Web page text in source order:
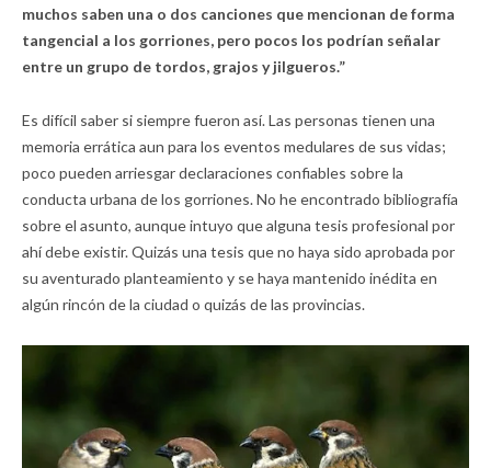
muchos saben una o dos canciones que mencionan de forma
tangencial a los gorriones, pero pocos los podrían señalar
entre un grupo de tordos, grajos y jilgueros.”
Es difícil saber si siempre fueron así. Las personas tienen una
memoria errática aun para los eventos medulares de sus vidas;
poco pueden arriesgar declaraciones confiables sobre la
conducta urbana de los gorriones. No he encontrado bibliografía
sobre el asunto, aunque intuyo que alguna tesis profesional por
ahí debe existir. Quizás una tesis que no haya sido aprobada por
su aventurado planteamiento y se haya mantenido inédita en
algún rincón de la ciudad o quizás de las provincias.